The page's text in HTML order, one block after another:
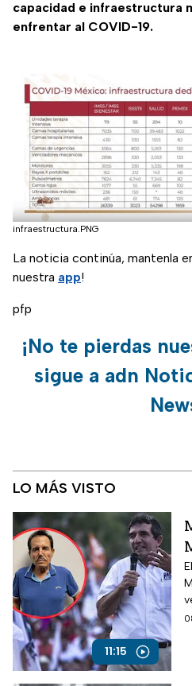
capacidad e infraestructura
enfrentar al COVID-19.
infraestructura.PNG
La noticia continúa, mantenla
nuestra app!
pfp
¡No te pierdas
sigue a adn
LO MÁS VISTO
11:15